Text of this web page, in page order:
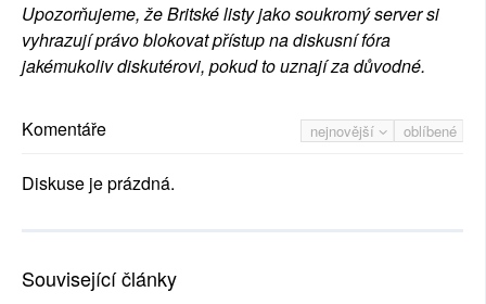
Upozorňujeme, že Britské listy jako soukromý server si
vyhrazují právo blokovat přístup na diskusní fóra
jakémukoliv diskutérovi, pokud to uznají za důvodné.
nejnovější oblíbené
Komentáře
Diskuse je prázdná.
Související články